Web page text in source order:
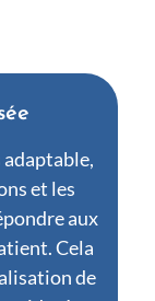
adaptable,
et les
aux
Cela
de